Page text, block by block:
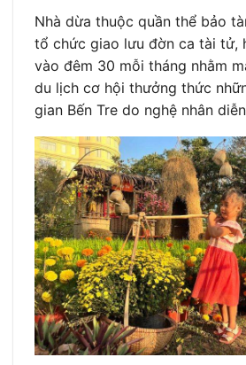
Nhà dừa thuộc quần thể bảo
tổ chức giao lưu đờn ca tài tử,
vào đêm 30 mỗi tháng nhằm
du lịch cơ hội thưởng thức
gian Bến Tre do nghệ nhân